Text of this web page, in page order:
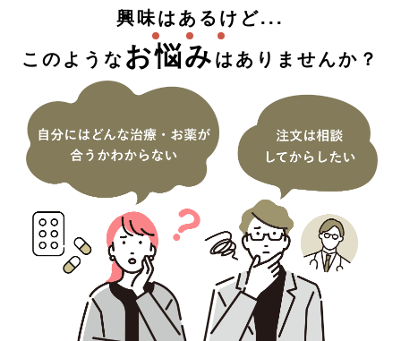
興味はあるけど...
このようなお悩みはありませんか？